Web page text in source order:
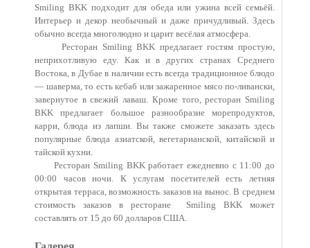
Smiling BKK подходит для обеда или ужина всей семьёй.
Интерьер и декор необычный и даже причудливый. Здесь
обычно всегда многолюдно и царит весёлая атмосфера.
Ресторан Smiling BKK предлагает гостям простую,
неприхотливую еду. Как и в других странах Среднего
Востока, в Дубае в наличии есть всегда традиционное блюдо
— шаверма, то есть кебаб или зажаренное мясо по-ливански,
завернутое в свежий лаваш. Кроме того, ресторан Smiling
BKK предлагает большое разнообразие морепродуктов,
карри, блюда из лапши. Вы также сможете заказать здесь
популярные блюда азиатской, вегетарианской, китайской и
тайской кухни.
Ресторан Smiling BKK работает ежедневно с 11:00 до
00:00 часов ночи. К услугам посетителей есть летняя
открытая терраса, возможность заказов на вынос. В среднем
стоимость заказов в ресторане Smiling BKK может
составлять от 15 до 60 долларов США.